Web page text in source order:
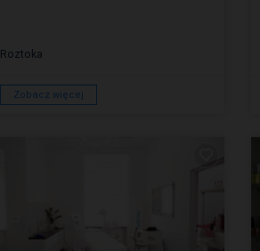
Roztoka
Zobacz więcej